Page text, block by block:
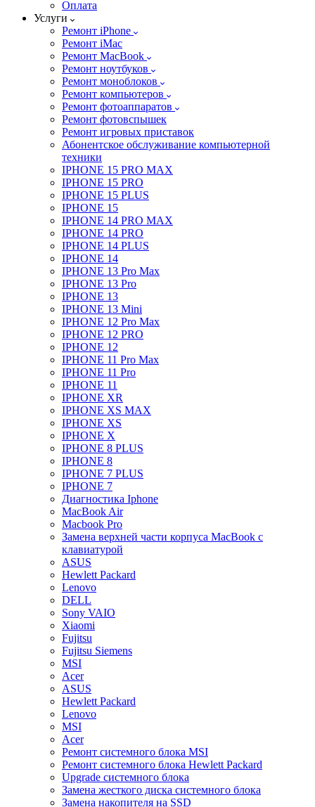
Оплата
Услуги
Ремонт iPhone
Ремонт iMac
Ремонт MacBook
Ремонт ноутбуков
Ремонт моноблоков
Ремонт компьютеров
Ремонт фотоаппаратов
Ремонт фотовспышек
Ремонт игровых приставок
Абонентское обслуживание компьютерной
техники
IPHONE 15 PRO MAX
IPHONE 15 PRO
IPHONE 15 PLUS
IPHONE 15
IPHONE 14 PRO MAX
IPHONE 14 PRO
IPHONE 14 PLUS
IPHONE 14
IPHONE 13 Pro Max
IPHONE 13 Pro
IPHONE 13
IPHONE 13 Mini
IPHONE 12 Pro Max
IPHONE 12 PRO
IPHONE 12
IPHONE 11 Pro Max
IPHONE 11 Pro
IPHONE 11
IPHONE XR
IPHONE XS MAX
IPHONE XS
IPHONE X
IPHONE 8 PLUS
IPHONE 8
IPHONE 7 PLUS
IPHONE 7
Диагностика Iphone
MacBook Air
Macbook Pro
Замена верхней части корпуса MacBook с
клавиатурой
ASUS
Hewlett Packard
Lenovo
DELL
Sony VAIO
Xiaomi
Fujitsu
Fujitsu Siemens
MSI
Acer
ASUS
Hewlett Packard
Lenovo
MSI
Acer
Ремонт системного блока MSI
Ремонт системного блока Hewlett Packard
Upgrade системного блока
Замена жесткого диска системного блока
Замена накопителя на SSD